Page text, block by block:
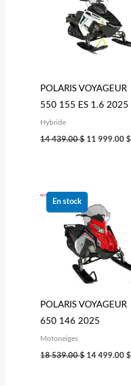
POLARIS VOYAGEUR
550 155 ES 1.6 2025
Hybride
14 439.00$
était :
14 439.00 $.
11 999.00$
En stock
POLARIS VOYAGEUR
650 146 2025
Motoneiges
18 539.00$
Le
initial
était :
18 539.00 $.
14 499.00$